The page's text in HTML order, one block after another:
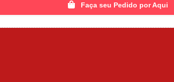
Faça seu Pedido por Aqui